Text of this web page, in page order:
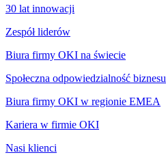
30 lat innowacji
Zespół liderów
Biura firmy OKI na świecie
Społeczna odpowiedzialność biznesu
Biura firmy OKI w regionie EMEA
Kariera w firmie OKI
Nasi klienci